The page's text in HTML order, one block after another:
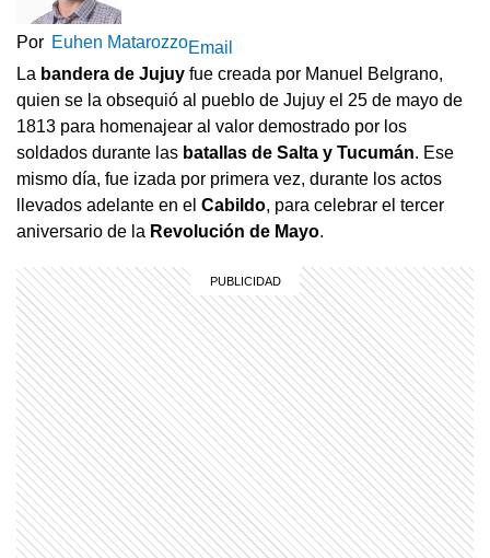
Por Euhen MatarozzoEmail
La bandera de Jujuy fue creada por Manuel Belgrano,
quien se la obsequió al pueblo de Jujuy el 25 de mayo de
1813 para homenajear al valor demostrado por los
soldados durante las batallas de Salta y Tucumán. Ese
mismo día, fue izada por primera vez, durante los actos
llevados adelante en el Cabildo, para celebrar el tercer
aniversario de la Revolución de Mayo.